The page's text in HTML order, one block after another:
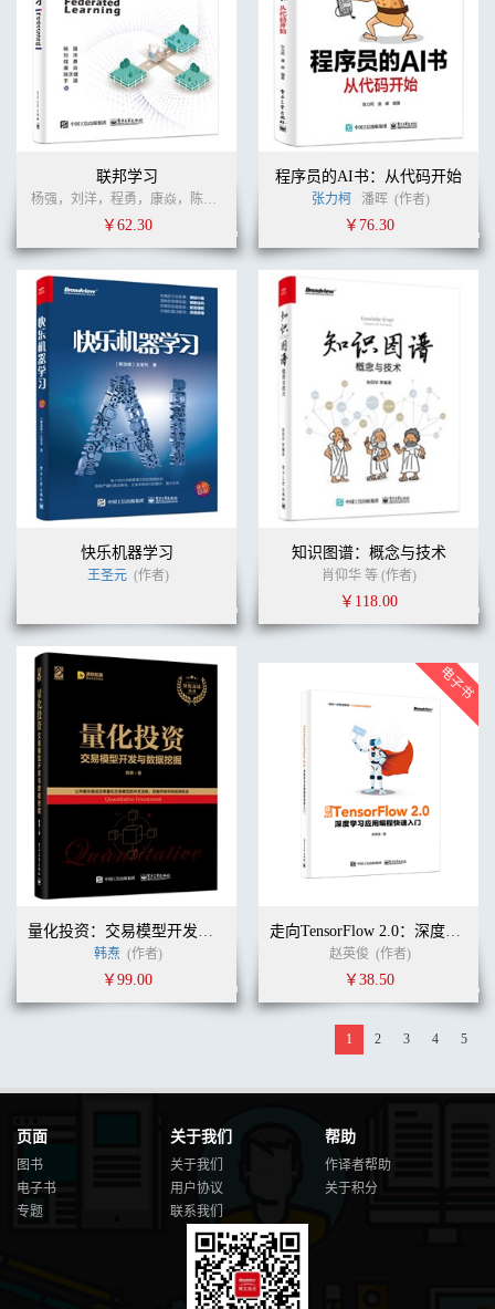
联邦学习
杨强，刘洋，程勇，康焱，陈天健，于涵 (作者) 杨强 (译者)
￥62.30
程序员的AI书：从代码开始
张力柯 潘晖 (作者)
￥76.30
快乐机器学习
王圣元 (作者)
知识图谱：概念与技术
肖仰华 等 (作者)
￥118.00
量化投资：交易模型开发与数据挖据
韩焘 (作者)
￥99.00
走向TensorFlow 2.0：深度学习应用编程快速入门
赵英俊 (作者)
￥38.50
1 2 3 4 5
页面
图书
电子书
专题
关于我们
关于我们
用户协议
联系我们
帮助
作译者帮助
关于积分